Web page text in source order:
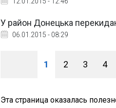
У район Донецька
06.01.2015 - 08:29
1 2 3 4
Эта страница оказалась